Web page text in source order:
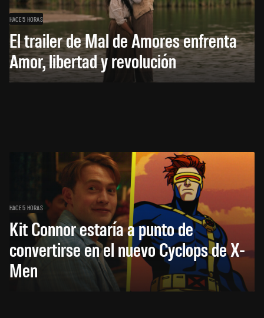
HACE 5 HORAS
El trailer de Mal de Amores enfrenta
Amor, libertad y revolución
HACE 5 HORAS
Kit Connor estaría a punto de
convertirse en el nuevo Cyclops de X-
Men